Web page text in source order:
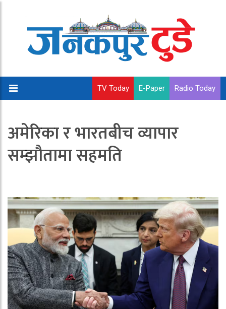
TV Today E-Paper Radio Today
अमेरिका र भारतबीच व्यापार
सम्झौतामा सहमति